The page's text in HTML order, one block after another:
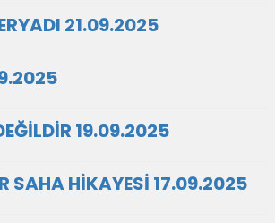
21.09.2025
19.09.2025
SAHA HİKAYESİ 17.09.2025